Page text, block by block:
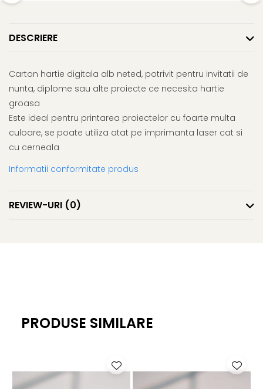
DESCRIERE
Carton hartie digitala alb neted, potrivit pentru invitatii de
nunta, diplome sau alte proiecte ce necesita hartie
groasa
Este ideal pentru printarea proiectelor cu foarte multa
culoare, se poate utiliza atat pe imprimanta laser cat si
cu cerneala
Informatii conformitate produs
REVIEW-URI (0)
PRODUSE SIMILARE